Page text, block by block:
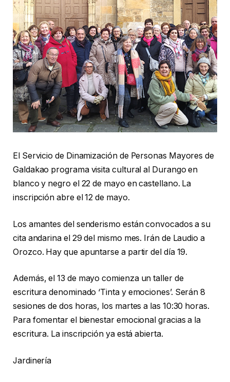
El Servicio de Dinamización de Personas Mayores de
Galdakao programa visita cultural al Durango en
blanco y negro el 22 de mayo en castellano. La
inscripción abre el 12 de mayo.
Los amantes del senderismo están convocados a su
cita andarina el 29 del mismo mes. Irán de Laudio a
Orozco. Hay que apuntarse a partir del día 19.
Además, el 13 de mayo comienza un taller de
escritura denominado ‘Tinta y emociones’. Serán 8
sesiones de dos horas, los martes a las 10:30 horas.
Para fomentar el bienestar emocional gracias a la
escritura. La inscripción ya está abierta.
Jardinería